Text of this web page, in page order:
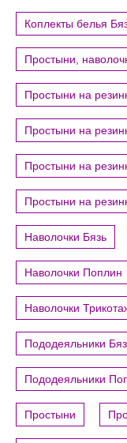
Коплекты белья
Простыни,
Простыни на
Простыни на
Простыни на
Простыни на
Наволочки Бязь
Наволочки Поплин
Наволочки
Пододеяльники
Пододеяльники
Простыни